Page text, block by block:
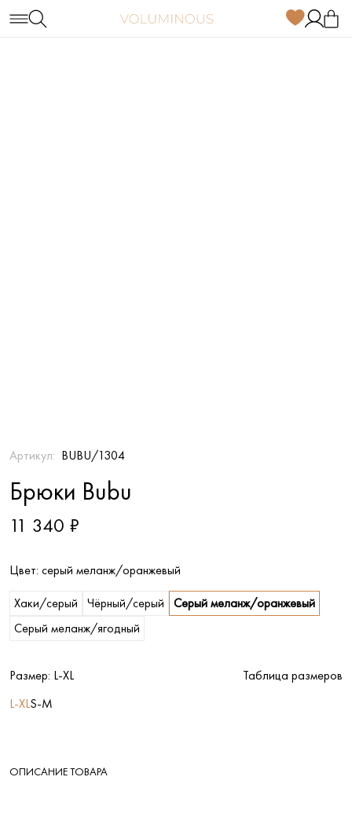
Артикул: BUBU/1304
Брюки Bubu
11 340 ₽
Цвет: серый меланж/оранжевый
Хаки/серый
Чёрный/серый
Серый меланж/оранжевый
Серый меланж/ягодный
Размер: L-XL
Таблица размеров
L-XLS-M
ОПИСАНИЕ ТОВАРА